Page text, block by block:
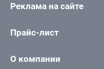
Реклама на сайте
Прайс-лист
О компании